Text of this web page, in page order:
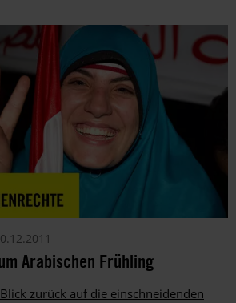
Arabischen Frühling
zurück auf die einschneidenden